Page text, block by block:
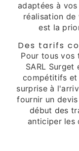
adaptées à
réalisation
est la
Des tarifs
Pour tous vos
SARL
compétitifs et
surprise à
fournir un
début des
anticiper les